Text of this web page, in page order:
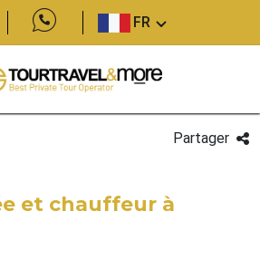
FR
Partager
et chauffeur à